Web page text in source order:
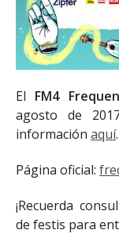
El FM4
agosto de
información aquí.
Página oficial:
¡Recuerda
de festis para